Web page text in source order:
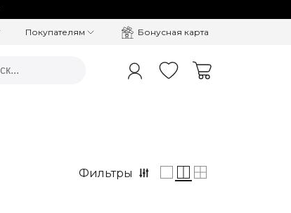
Покупателям Бонусная карта
Фильтры